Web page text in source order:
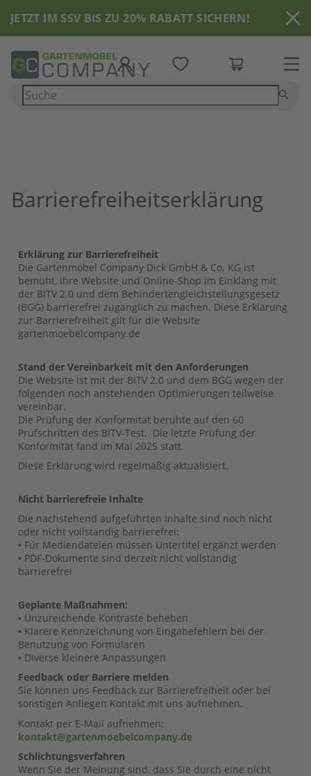
JETZT IM SSV BIS ZU 20% RABATT SICHERN!
Barrierefreiheitserklärung
Erklärung zur Barrierefreiheit
Die Gartenmöbel Company Dick GmbH & Co. KG ist
bemüht, ihre Website und Online-Shop im Einklang mit
der BITV 2.0 und dem Behindertengleichstellungsgesetz
(BGG) barrierefrei zugänglich zu machen. Diese Erklärung
zur Barrierefreiheit gilt für die Website
gartenmoebelcompany.de
Stand der Vereinbarkeit mit den Anforderungen
Die Website ist mit der BITV 2.0 und dem BGG wegen der
folgenden noch anstehenden Optimierungen teilweise
vereinbar.
Die Prüfung der Konformität beruhte auf den 60
Prüfschritten des BITV-Test. Die letzte Prüfung der
Konformität fand im Mai 2025 statt.
Diese Erklärung wird regelmäßig aktualisiert.
Nicht barrierefreie Inhalte
Die nachstehend aufgeführten Inhalte sind noch nicht
oder nicht vollständig barrierefrei:
• Für Mediendateien müssen Untertitel ergänzt werden
• PDF-Dokumente sind derzeit nicht vollständig
barrierefrei
Geplante Maßnahmen:
• Unzureichende Kontraste beheben
• Klarere Kennzeichnung von Eingabefehlern bei der
Benutzung von Formularen
• Diverse kleinere Anpassungen
Feedback oder Barriere melden
Sie können uns Feedback zur Barrierefreiheit oder bei
sonstigen Anliegen Kontakt mit uns aufnehmen.
Kontakt per E-Mail aufnehmen:
kontakt@gartenmoebelcompany.de
Schlichtungsverfahren
Wenn Sie der Meinung sind, dass Sie durch eine nicht